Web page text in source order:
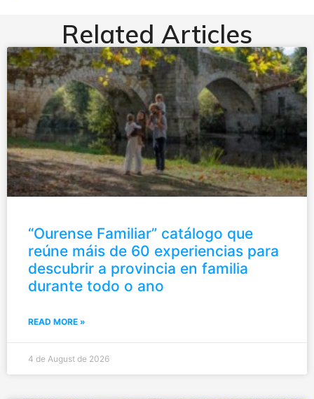
Related Articles
“Ourense Familiar” catálogo que
reúne máis de 60 experiencias para
descubrir a provincia en familia
durante todo o ano
READ MORE »
4 de August de 2026